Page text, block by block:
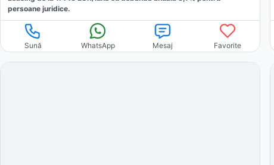
persoane juridice.
Sună WhatsApp Mesaj Favorite